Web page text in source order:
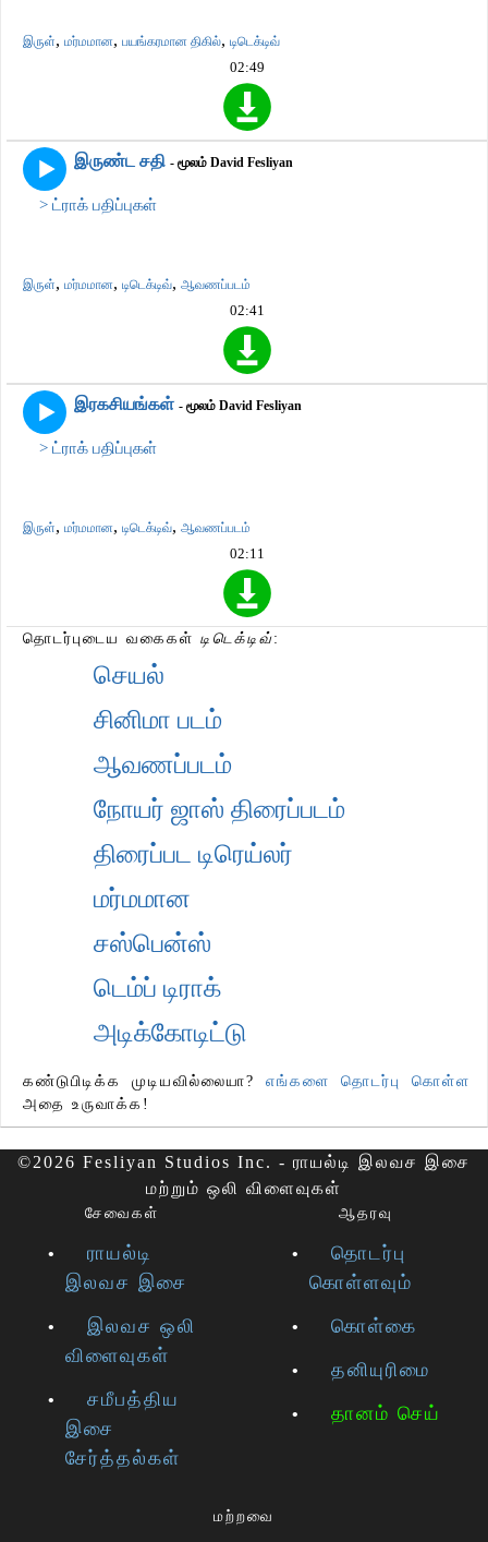
இருள், மர்மமான, பயங்கரமான திகில், டிடெக்டிவ்
02:49
இருண்ட சதி - மூலம் David Fesliyan
> ட்ராக் பதிப்புகள்
இருள், மர்மமான, டிடெக்டிவ், ஆவணப்படம்
02:41
இரகசியங்கள் - மூலம் David Fesliyan
> ட்ராக் பதிப்புகள்
இருள், மர்மமான, டிடெக்டிவ், ஆவணப்படம்
02:11
தொடர்புடைய வகைகள் டிடெக்டிவ்:
செயல்
சினிமா படம்
ஆவணப்படம்
நோயர் ஜாஸ் திரைப்படம்
திரைப்பட டிரெய்லர்
மர்மமான
சஸ்பென்ஸ்
டெம்ப் டிராக்
அடிக்கோடிட்டு
கண்டுபிடிக்க முடியவில்லையா? எங்களை தொடர்பு கொள்ள
அதை உருவாக்க!
©2026 Fesliyan Studios Inc. - ராயல்டி இலவச இசை
மற்றும் ஒலி விளைவுகள்
சேவைகள்
ராயல்டி
இலவச இசை
இலவச ஒலி
விளைவுகள்
சமீபத்திய
இசை
சேர்த்தல்கள்
ஆதரவு
தொடர்பு
கொள்ளவும்
கொள்கை
தனியுரிமை
தானம் செய்
மற்றவை